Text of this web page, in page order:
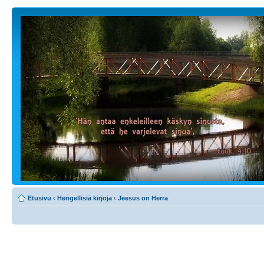
Etusivu ‹ Hengellisiä kirjoja ‹ Jeesus on Herra